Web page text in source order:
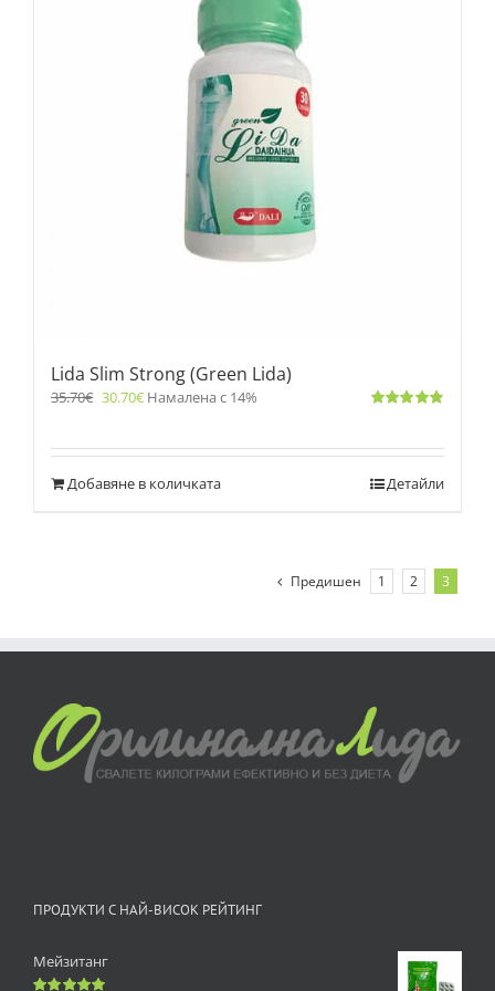
Lida Slim Strong (Green Lida)
35.70€ 30.70€ Намалена с 14%
Добавяне в количката Детайли
Предишен 1 2 3
ПРОДУКТИ С НАЙ-ВИСОК РЕЙТИНГ
Мейзитанг